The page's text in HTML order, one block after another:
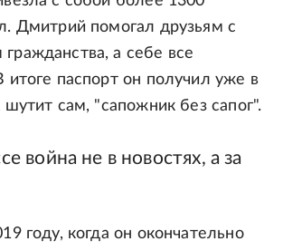
Дмитрий помогал друзьям с
а себе все
итоге паспорт он получил уже в
сам, "сапожник без сапог".
война не в новостях, а за
году, когда он окончательно